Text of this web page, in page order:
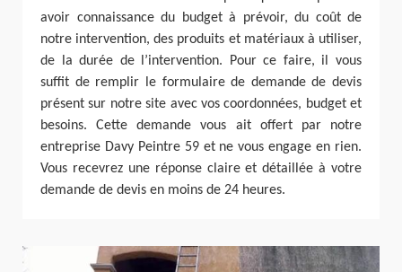
avoir connaissance du budget à prévoir, du coût de
notre intervention, des produits et matériaux à utiliser,
de la durée de l’intervention. Pour ce faire, il vous
suffit de remplir le formulaire de demande de devis
présent sur notre site avec vos coordonnées, budget et
besoins. Cette demande vous ait offert par notre
entreprise Davy Peintre 59 et ne vous engage en rien.
Vous recevrez une réponse claire et détaillée à votre
demande de devis en moins de 24 heures.